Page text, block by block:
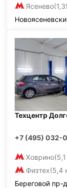
Ясенево
Техцентр
+7 (495) 032-
Ховрино
Физтех(5,4
Береговой пр-